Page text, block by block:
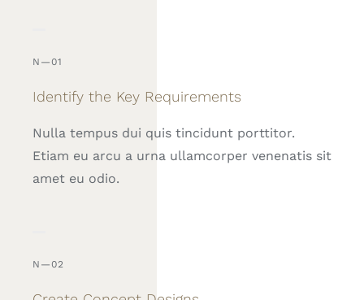
N—01
Identify the Key Requirements
Nulla tempus dui quis tincidunt porttitor.
Etiam eu arcu a urna ullamcorper venenatis sit
amet eu odio.
N—02